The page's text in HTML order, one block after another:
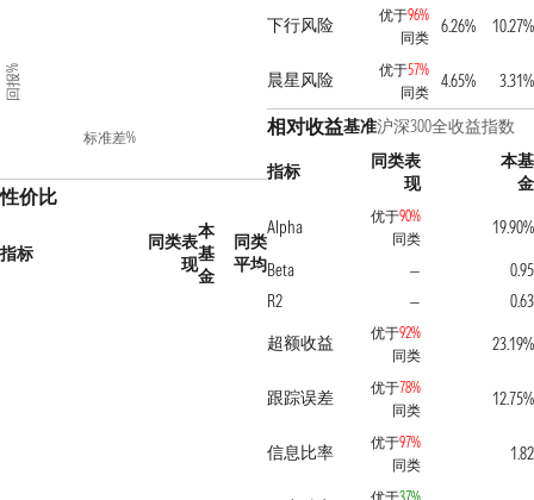
标准差%
回报%
性价比
指标
同类表
现
本
基
金
同类
平均
下行风险 优于96%
同类
6.26% 10.27%
晨星风险 优于57%
同类
4.65% 3.31%
相对收益基准沪深300全收益指数
指标
同类表
现
本基
金
Alpha
优于90%
同类
19.90%
Beta
—
0.95
R2
—
0.63
超额收益
优于92%
同类
23.19%
跟踪误差 优于78%
同类
12.75%
信息比率 优于97%
同类
1.82